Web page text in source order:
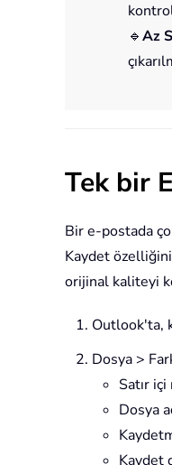
🔹Az
Tek bir
Bir e-postada
Kaydet
orijinal kaliteyi
Outlook'ta,
Dosya >
Satır
Dosya
Kaydet